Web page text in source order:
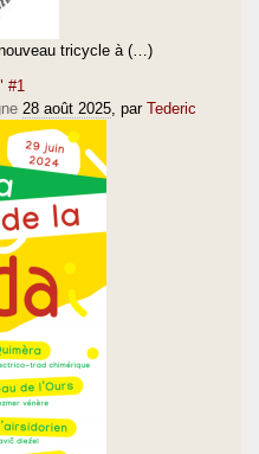
tricycle à (…)
#1
28 août 2025 , par Tederic